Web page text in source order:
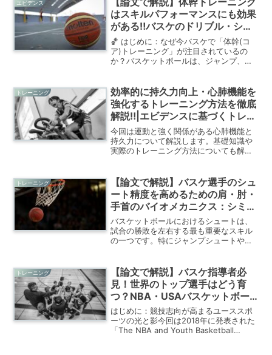
かし、あきらめずに...
エビデンス
はスキルパフォーマンスにも効果
がある‼バスケのドリブル・シュ
ート・パスが上達する‼
🏀 はじめに：なぜ今バスケで「体幹(コ
ア)トレーニング」が注目されているの
か？バスケットボールは、ジャンプ、ス
動作を支えるのが「体幹(コア)」の安定
性と機能性です。近年...
トレーニング
効率的に持久力向上・心肺機能を
強化するトレーニング方法を徹底
解説‼|エビデンスに基づくトレー
ニング解説
今回は運動と強く関係がある心肺機能と
持久力について解説します。基礎知識や
実際のトレーニング方法についても解説
トレーニング
【論文で解説】バスケ選手のシュ
ート精度を高めるための肩・肘・
手首のバイオメカニクス：シミュ
レーションモデルによる解析
バスケットボールにおけるシュートは、
試合の勝敗を左右する最も重要なスキル
の一つです。特にジャンプシュートやセ
度、バックスピンに大きく影響を与える
ことが、近年のバイオメカニ...
トレーニング
【論文で解説】バスケ指導者必
見！世界のトップ選手はどう育
つ？NBA・USAバスケットボー
ルが推奨する育成モデルの真髄
はじめに：競技志向が高まるユーススポ
ーツの光と影今回は2018年に発表された
「The NBA and Youth Basketball